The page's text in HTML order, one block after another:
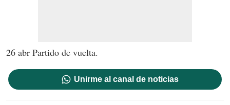
26 abr Partido de vuelta.
Unirme al canal de noticias